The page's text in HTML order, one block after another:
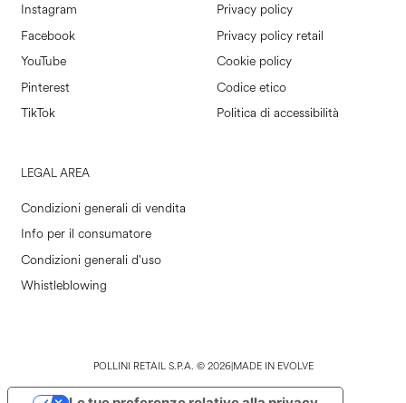
Instagram
Facebook
YouTube
Pinterest
TikTok
Privacy policy
Privacy policy retail
Cookie policy
Codice etico
Politica di accessibilità
LEGAL AREA
Condizioni generali di vendita
Info per il consumatore
Condizioni generali d'uso
Whistleblowing
POLLINI RETAIL S.P.A. © 2026|MADE IN EVOLVE